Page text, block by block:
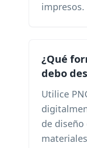
impresos.
¿Qué
debo
Utilice
de diseño